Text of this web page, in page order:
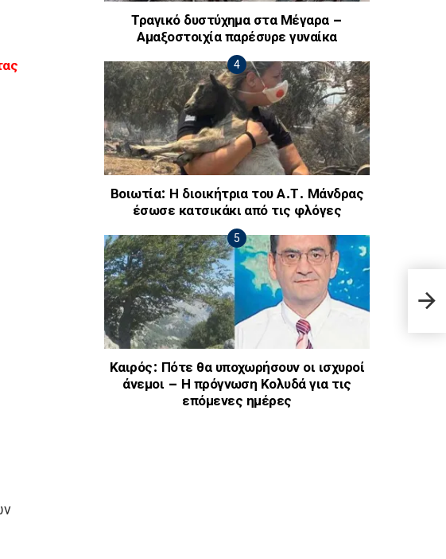
το
Τραγικό δυστύχημα στα Μέγαρα –
Αμαξοστοιχία παρέσυρε γυναίκα
Βοιωτία: Η διοικήτρια του Α.Τ. Μάνδρας
έσωσε κατσικάκι από τις φλόγες
Καιρός: Πότε θα υποχωρήσουν οι ισχυροί
άνεμοι – Η πρόγνωση Κολυδά για τις
επόμενες ημέρες